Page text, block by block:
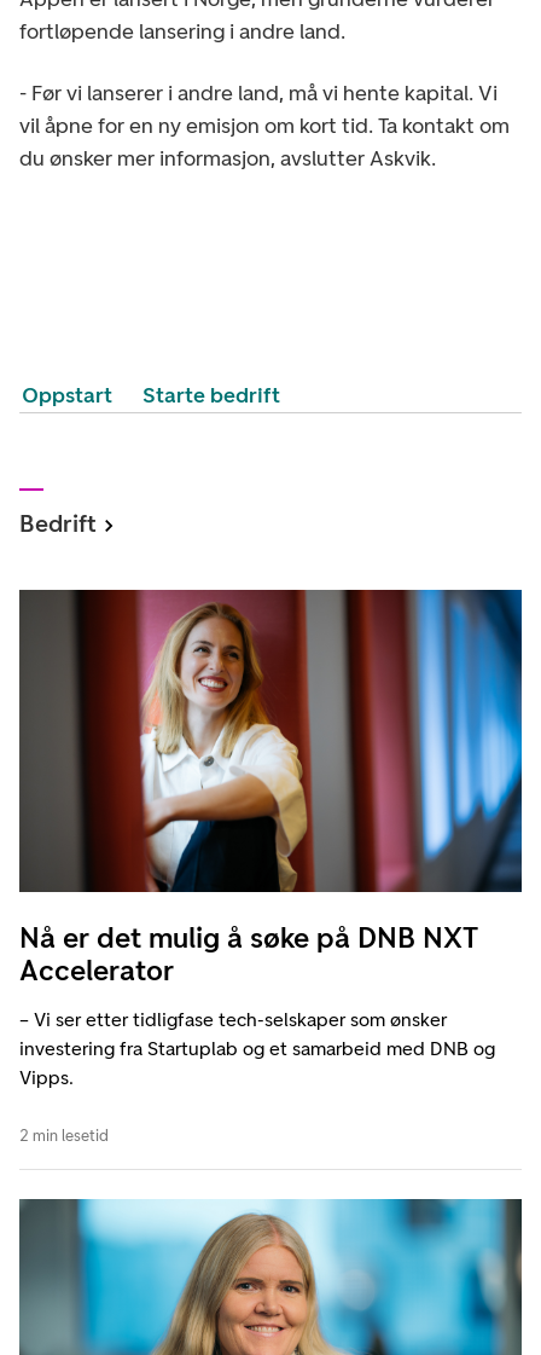
fortløpende lansering i andre land.
- Før vi lanserer i andre land, må vi hente kapital. Vi
vil åpne for en ny emisjon om kort tid. Ta kontakt om
du ønsker mer informasjon, avslutter Askvik.
Oppstart Starte bedrift
Bedrift
Nå er det mulig å søke på DNB NXT
Accelerator
– Vi ser etter tidligfase tech-selskaper som ønsker
investering fra Startuplab og et samarbeid med DNB og
Vipps.
2 min lesetid